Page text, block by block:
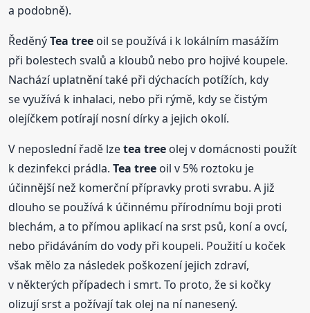
a podobně).
ŘeděnýTea tree oil se používá i k lokálním masážím
při bolestech svalů a kloubů nebo pro hojivé koupele.
Nachází uplatnění také při dýchacích potížích, kdy
se využívá k inhalaci, nebo při rýmě, kdy se čistým
olejíčkem potírají nosní dírky a jejich okolí.
V neposlední řadě lzetea tree olej v domácnosti použít
k dezinfekci prádla.Tea tree oil v 5% roztoku je
účinnější než komerční přípravky proti svrabu. A již
dlouho se používá k účinnému přírodnímu boji proti
blechám, a to přímou aplikací na srst psů, koní a ovcí,
nebo přidáváním do vody při koupeli. Použití u koček
však mělo za následek poškození jejich zdraví,
v některých případech i smrt. To proto, že si kočky
olizují srst a požívají tak olej na ní nanesený.